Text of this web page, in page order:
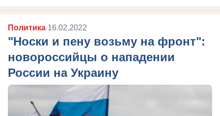
Политика 16.02.2022
"Носки и пену возьму на фронт":
новороссийцы о нападении
России на Украину